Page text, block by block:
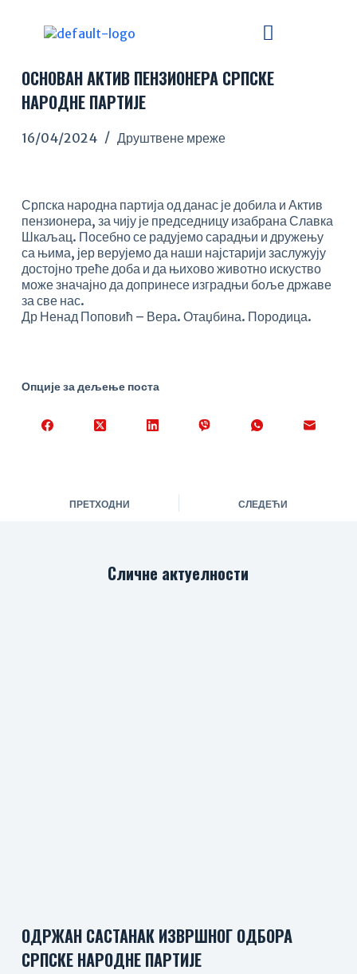
o
ОСНОВАН АКТИВ ПЕНЗИОНЕРА СРПСКЕ
НАРОДНЕ ПАРТИЈЕ
16/04/2024 Друштвене мреже
Српска народна партија од данас је добила и Актив
пензионера, за чију је председницу изабрана Славка
Шкаљац. Посебно се радујемо сарадњи и дружењу
са њима, јер верујемо да наши најстарији заслужују
достојно треће доба и да њихово животно искуство
може значајно да допринесе изградњи боље државе
за све нас.
Др Ненад Поповић – Вера. Отаџбина. Породица.
Опције за дељење поста
ПРЕТХОДНИ СЛЕДЕЋИ
Сличне актуелности
ОДРЖАН САСТАНАК ИЗВРШНОГ ОДБОРА
СРПСКЕ НАРОДНЕ ПАРТИЈЕ